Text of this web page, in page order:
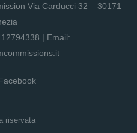
Via Carducci 32 – 30171
| Email:
riservata